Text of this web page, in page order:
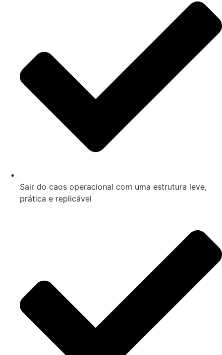
Sair do caos operacional com uma estrutura leve,
prática e replicável